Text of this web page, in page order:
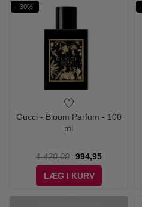
-30%
Gucci - Bloom Parfum - 100
ml
1.420,00
994,95
LÆG I KURV